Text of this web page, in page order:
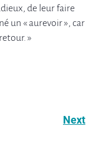
de leur faire
un « aurevoir », car
»
Next